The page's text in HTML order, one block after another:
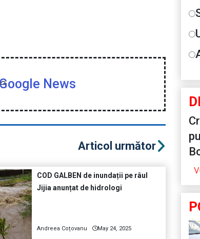
News
Articol următor
COD GALBEN de inundații pe râul
Jijia anunțat de hidrologi
Andreea Coțovanu May 24, 2025